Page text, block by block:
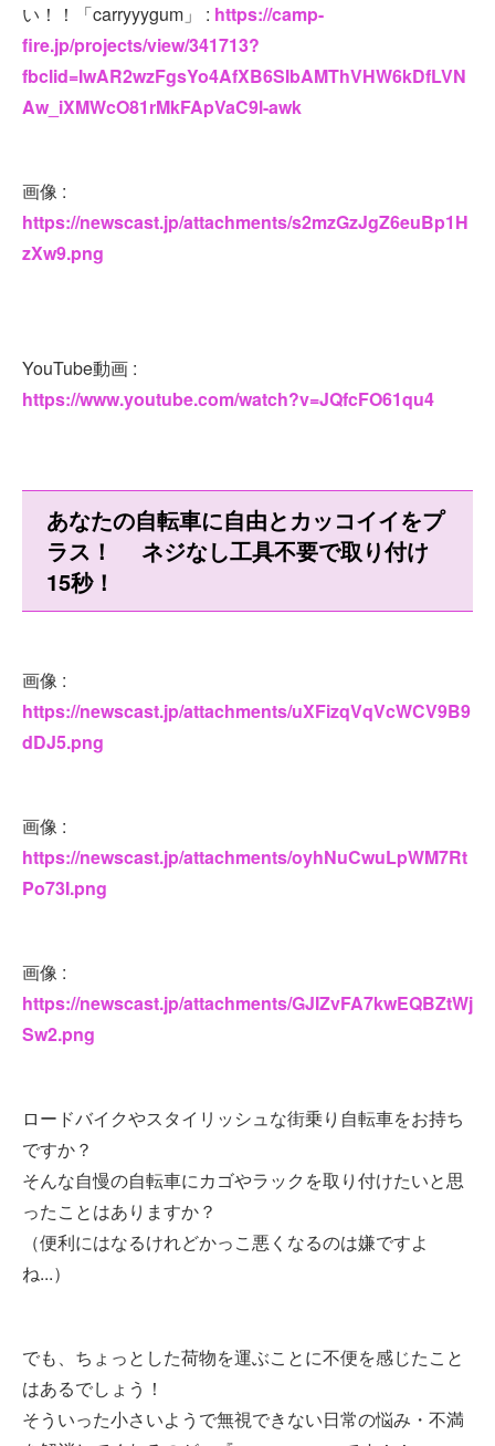
い！！「carryyygum」 : https://camp-
fire.jp/projects/view/341713?
fbclid=IwAR2wzFgsYo4AfXB6SIbAMThVHW6kDfLVN
Aw_iXMWcO81rMkFApVaC9l-awk
画像 :
https://newscast.jp/attachments/s2mzGzJgZ6euBp1H
zXw9.png
YouTube動画 :
https://www.youtube.com/watch?v=JQfcFO61qu4
あなたの自転車に自由とカッコイイをプ
ラス！ ネジなし工具不要で取り付け
15秒！
画像 :
https://newscast.jp/attachments/uXFizqVqVcWCV9B9
dDJ5.png
画像 :
https://newscast.jp/attachments/oyhNuCwuLpWM7Rt
Po73I.png
画像 :
https://newscast.jp/attachments/GJIZvFA7kwEQBZtWj
Sw2.png
ロードバイクやスタイリッシュな街乗り自転車をお持ち
ですか？
そんな自慢の自転車にカゴやラックを取り付けたいと思
ったことはありますか？
（便利にはなるけれどかっこ悪くなるのは嫌ですよ
ね...）
でも、ちょっとした荷物を運ぶことに不便を感じたこと
はあるでしょう！
そういった小さいようで無視できない日常の悩み・不満